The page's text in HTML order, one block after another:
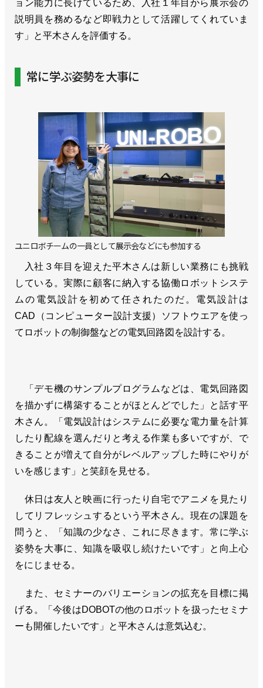
ョン能力に長けているため、入社１年目から展示会の
説明員を務めるなど即戦力として活躍してくれていま
す」と平木さんを評価する。
常に学ぶ姿勢を大事に
ユニロボチームの一員として展示会などにも参加する
入社３年目を迎えた平木さんは新しい業務にも挑戦
している。実際に顧客に納入する協働ロボットシステ
ムの電気設計を初めて任されたのだ。電気設計は
CAD（コンピューター設計支援）ソフトウエアを使っ
てロボットの制御盤などの電気回路図を設計する。
「デモ機のサンプルプログラムなどは、電気回路図
を描かずに構築することがほとんどでした」と話す平
木さん。「電気設計はシステムに必要な電力量を計算
したり配線を選んだりと考える作業も多いですが、で
きることが増えて自分がレベルアップした時にやりが
いを感じます」と笑顔を見せる。
休日は友人と映画に行ったり自宅でアニメを見たり
してリフレッシュするという平木さん。現在の課題を
問うと、「知識の少なさ、これに尽きます。常に学ぶ
姿勢を大事に、知識を吸収し続けたいです」と向上心
をにじませる。
また、セミナーのバリエーションの拡充を目標に掲
げる。「今後はDOBOTの他のロボットを扱ったセミナ
ーも開催したいです」と平木さんは意気込む。